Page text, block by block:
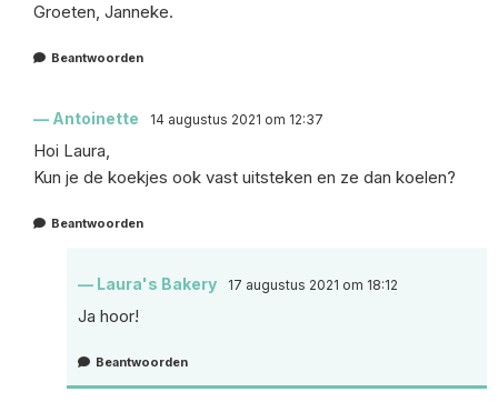
Groeten, Janneke.
Beantwoorden
Antoinette 14 augustus 2021 om 12:37
Hoi Laura,
Kun je de koekjes ook vast uitsteken en ze dan koelen?
Beantwoorden
Laura's Bakery 17 augustus 2021 om 18:12
Ja hoor!
Beantwoorden